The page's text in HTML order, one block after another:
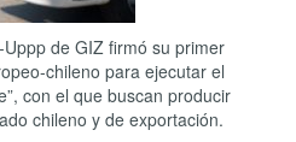
de GIZ firmó su primer
chileno para ejecutar el
con el que buscan producir
chileno y de exportación.